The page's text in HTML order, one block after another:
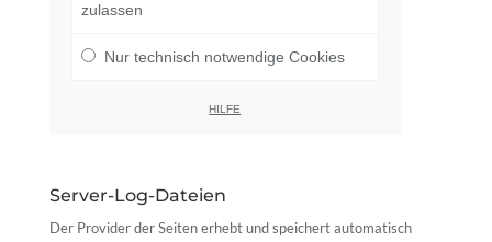
zulassen
Nur technisch notwendige Cookies
HILFE
Server-Log-Dateien
Der Provider der Seiten erhebt und speichert automatisch